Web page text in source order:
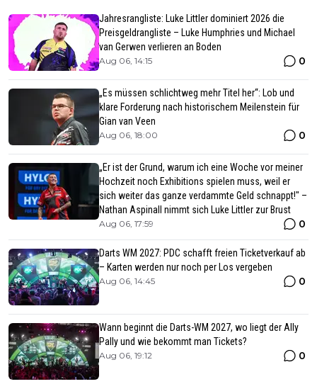
Jahresrangliste: Luke Littler dominiert 2026 die
Preisgeldrangliste – Luke Humphries und Michael
van Gerwen verlieren an Boden
Aug 06, 14:15 0
„Es müssen schlichtweg mehr Titel her“: Lob und
klare Forderung nach historischem Meilenstein für
Gian van Veen
Aug 06, 18:00 0
„Er ist der Grund, warum ich eine Woche vor meiner
Hochzeit noch Exhibitions spielen muss, weil er
sich weiter das ganze verdammte Geld schnappt!" –
Nathan Aspinall nimmt sich Luke Littler zur Brust
Aug 06, 17:59 0
Darts WM 2027: PDC schafft freien Ticketverkauf ab
– Karten werden nur noch per Los vergeben
Aug 06, 14:45 0
Wann beginnt die Darts-WM 2027, wo liegt der Ally
Pally und wie bekommt man Tickets?
Aug 06, 19:12 0